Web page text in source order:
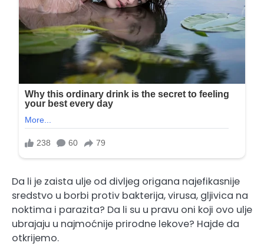
Da li je zaista ulje od divljeg origana najefikasnije
sredstvo u borbi protiv bakterija, virusa, gljivica na
noktima i parazita? Da li su u pravu oni koji ovo ulje
ubrajaju u najmoćnije prirodne lekove? Hajde da
otkrijemo.